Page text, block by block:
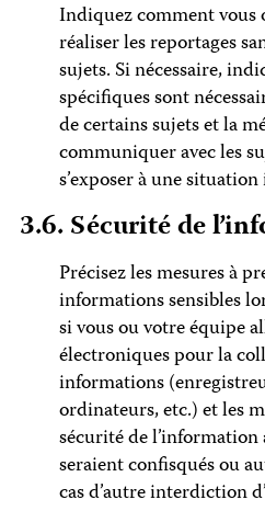
Indiquez comment vous
réaliser les reportages
sujets. Si nécessaire,
spécifiques sont
de certains sujets et la
communiquer avec les
s’exposer à une
3.6. Sécurité de
Précisez les mesures à
informations sensibles
si vous ou votre équipe
électroniques pour la
informations
ordinateurs, etc.) et les
sécurité de l’information
seraient confisqués ou
cas d’autre interdiction